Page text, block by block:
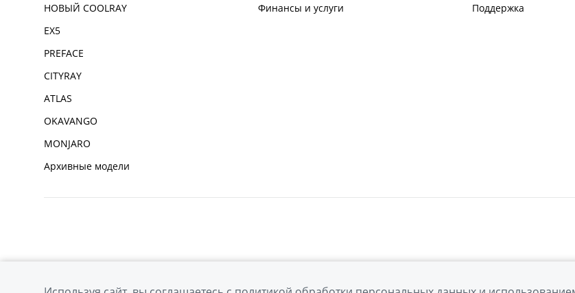
НОВЫЙ COOLRAY
EX5
PREFACE
CITYRAY
ATLAS
OKAVANGO
MONJARO
Архивные модели
Финансы и услуги
Поддержка